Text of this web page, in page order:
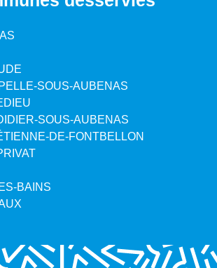
SOUS-AUBENAS
SOUS-AUBENAS
DE-FONTBELLON
BAINS